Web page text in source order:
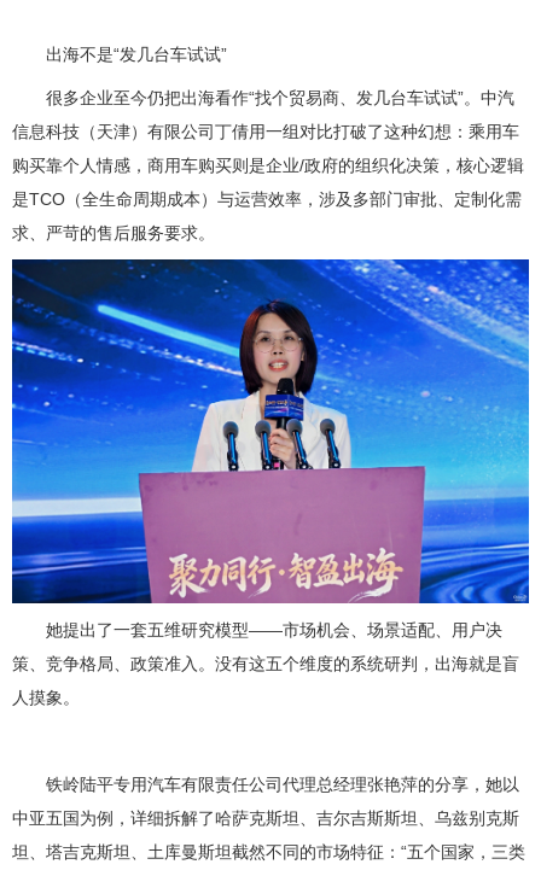
出海不是“发几台车试试”
很多企业至今仍把出海看作“找个贸易商、发几台车试试”。中汽
信息科技（天津）有限公司丁倩用一组对比打破了这种幻想：乘用车
购买靠个人情感，商用车购买则是企业/政府的组织化决策，核心逻辑
是TCO（全生命周期成本）与运营效率，涉及多部门审批、定制化需
求、严苛的售后服务要求。
她提出了一套五维研究模型——市场机会、场景适配、用户决
策、竞争格局、政策准入。没有这五个维度的系统研判，出海就是盲
人摸象。
铁岭陆平专用汽车有限责任公司代理总经理张艳萍的分享，她以
中亚五国为例，详细拆解了哈萨克斯坦、吉尔吉斯斯坦、乌兹别克斯
坦、塔吉克斯坦、土库曼斯坦截然不同的市场特征：“五个国家，三类